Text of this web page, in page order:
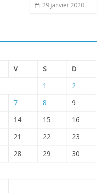
29 janvier 2020
V S D
1
2
7 8
9
14 15
16
21 22
23
28 29
30